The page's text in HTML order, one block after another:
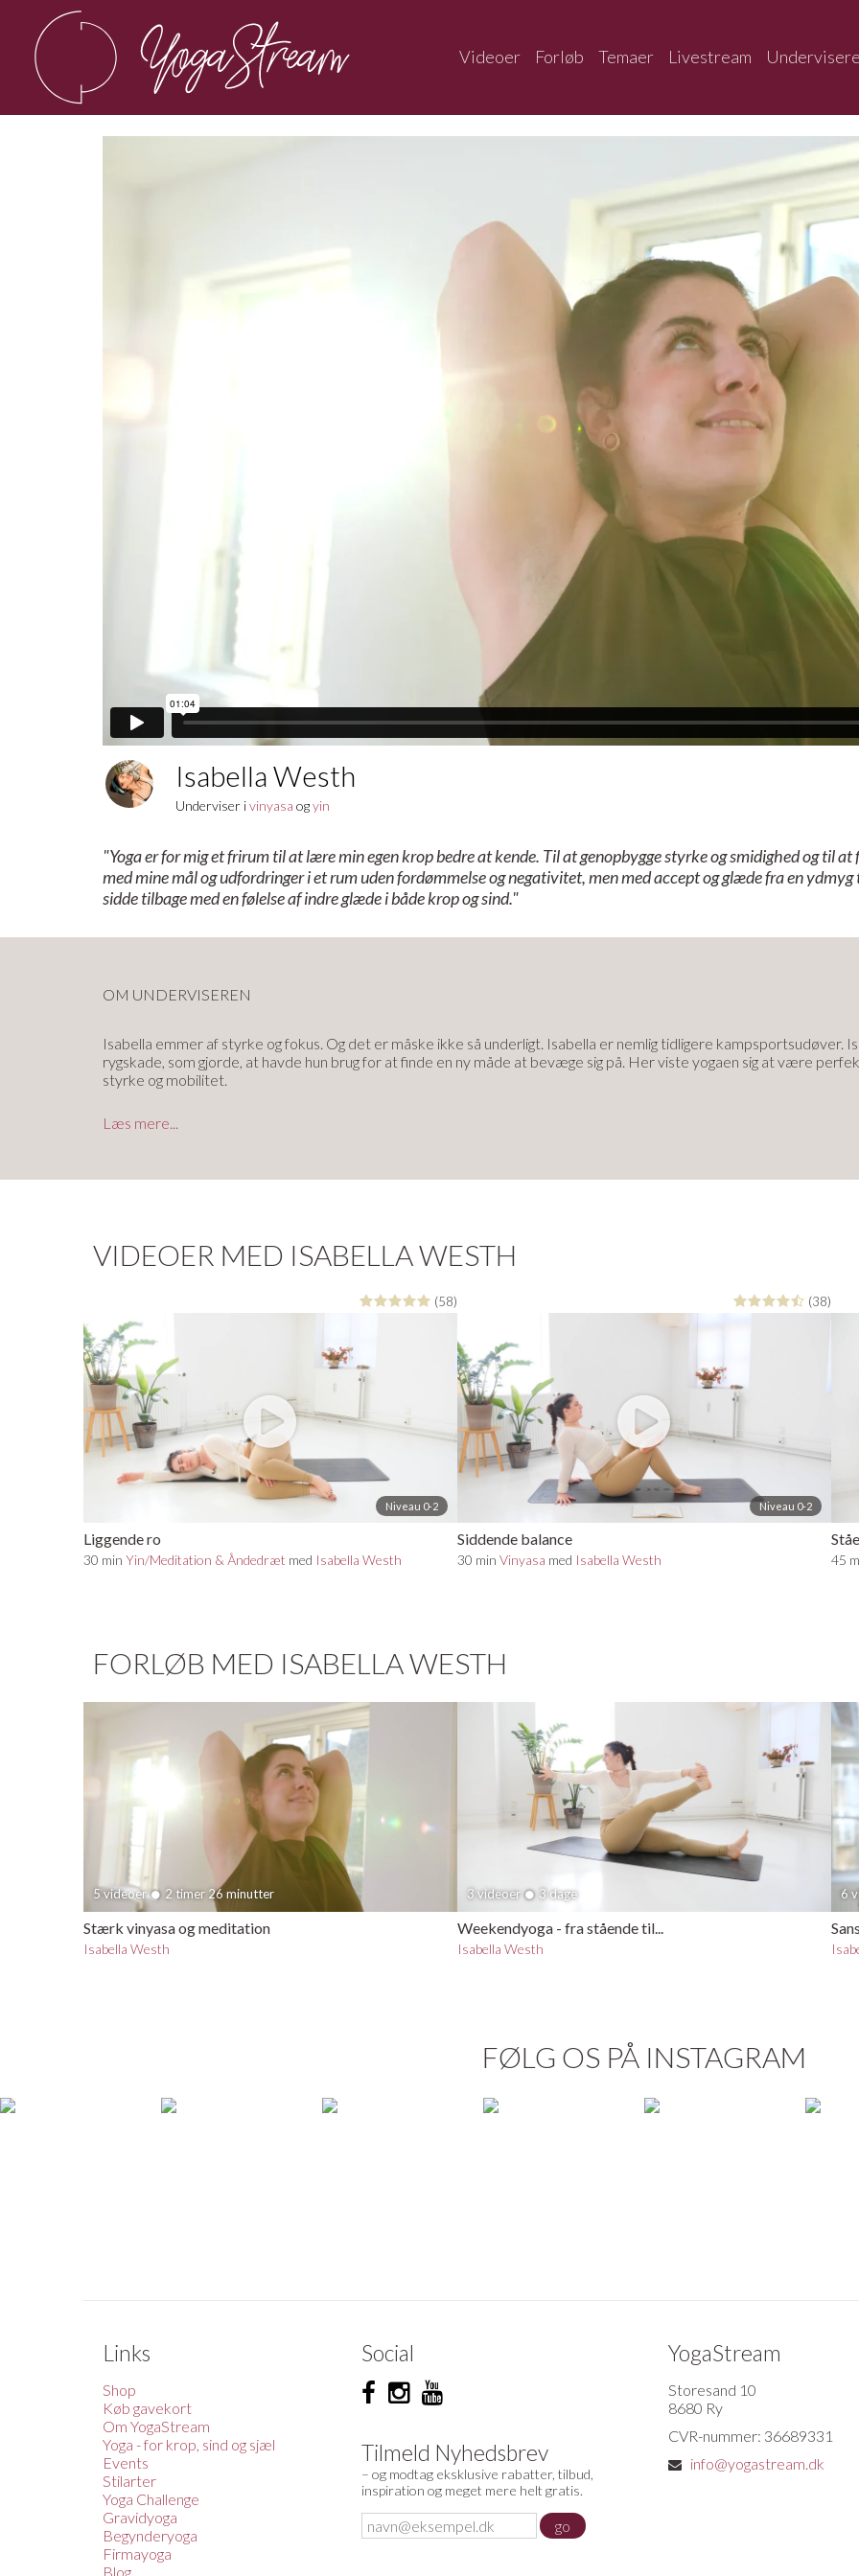
Videoer Forløb Temaer Livestream Undervisere
Isabella Westh
Underviser ivinyasa ogyin
"Yoga er for mig et frirum til at lære min egen krop bedre at kende. Til at genopbygge styrke og smidighed og til
med mine mål og udfordringer i et rum uden fordømmelse og negativitet, men med accept og glæde fra en
sidde tilbage med en følelse af indre glæde i både krop og sind."
OM UNDERVISEREN
Isabella emmer af styrke og fokus. Og det er måske ikke så underligt. Isabella er nemlig tidligere kampsportsudøver.
rygskade, som gjorde, at havde hun brug for at finde en ny måde at bevæge sig på. Her viste yogaen sig at være
styrke og mobilitet.
Isabella er en power-kvinde og elsker de kraftfulde flows i ashtanga og vinyasa, som hun balancerer med rolig yin og
med vægt på anatomisk cueing, som hun krydrer med elementer fra den indiske yogafilosofi, teorien om de fem
Læs mere om Isabella og kontakt hende her:
www.movebodymind.com
Læs mere...
VIDEOER MED ISABELLA WESTH
(58)
Niveau 0-2
Liggende ro
30 min Yin/Meditation & Åndedræt med Isabella Westh
(38)
Niveau 0-2
Siddende balance
30 min Vinyasa med Isabella Westh 45
FORLØB MED ISABELLA WESTH
5 videoer 2 timer 26 minutter
Stærk vinyasa og meditation
Isabella Westh
3 videoer 3 dage
Weekendyoga - fra stående til...
Isabella Westh
6
FØLG OS PÅ INSTAGRAM
Links
Shop
Køb gavekort
Om YogaStream
Yoga - for krop, sind og sjæl
Events
Stilarter
Yoga Challenge
Gravidyoga
Begynderyoga
Firmayoga
Blog
Social
Tilmeld Nyhedsbrev
– og modtag eksklusive rabatter, tilbud,
inspiration og meget mere helt gratis.
YogaStream
Storesand 10
8680 Ry
CVR-nummer: 36689331
info@yogastream.dk